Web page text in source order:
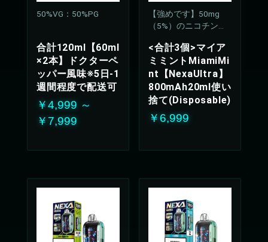
50%VG：50%PG
合計120ml【60ml
×2本】ドクターペ
ッパー風味※5日-1
週間程度で配送可
￥4,999 ～
￥7,999
【強めです】50mg
（5%）のニコチン濃
<合計3個>マイア
ミミントMiamiMi
nt【NexaUltra】
800mAh20ml使い
捨て(Disposable)
￥6,999